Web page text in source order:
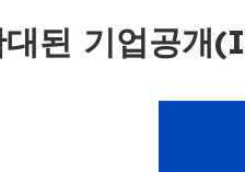
된 기업공개